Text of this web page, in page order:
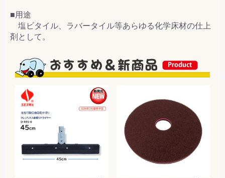
■用途
塩ビタイル、ラバータイル等あらゆる化学床材の仕上
剤として。